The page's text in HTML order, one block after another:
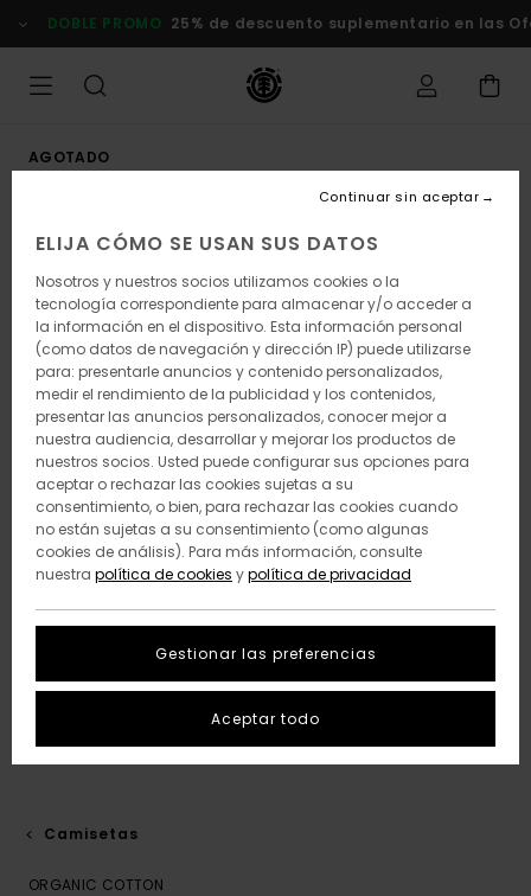
la
DOBLE PROMO 25% de descuento suplementario en las
AGOTADO
Camisetas
ORGANIC COTTON
ELIJA CÓMO SE USAN SUS DATOS
Nosotros y nuestros socios utilizamos cookies o la
tecnología correspondiente para almacenar y/o acceder a
la información en el dispositivo. Esta información personal
(como datos de navegación y dirección IP) puede utilizarse
para: presentarle anuncios y contenido personalizados,
medir el rendimiento de la publicidad y los contenidos,
presentar las anuncios personalizados, conocer mejor a
nuestra audiencia, desarrollar y mejorar los productos de
nuestros socios. Usted puede configurar sus opciones para
aceptar o rechazar las cookies sujetas a su
consentimiento, o bien, para rechazar las cookies cuando
no están sujetas a su consentimiento (como algunas
cookies de análisis). Para más información, consulte
nuestra política de cookies ypolítica de privacidad
Gestionar las preferencias
Continuar sin aceptar
Aceptar todo